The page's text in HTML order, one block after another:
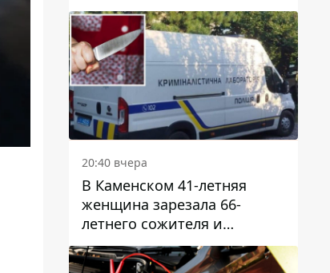
за 7 тысяч долларов: среди
них был врач
20:40 вчера
В Каменском 41-летняя
женщина зарезала 66-
летнего сожителя и
пыталась обмануть
полицейских